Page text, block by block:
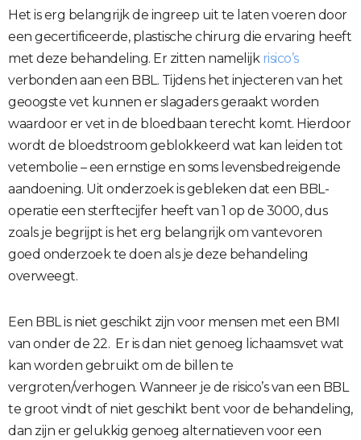
Het is erg belangrijk de ingreep uit te laten voeren door
een gecertificeerde, plastische chirurg die ervaring heeft
met deze behandeling. Er zitten namelijk risico’s
verbonden aan een BBL. Tijdens het injecteren van het
geoogste vet kunnen er slagaders geraakt worden
waardoor er vet in de bloedbaan terecht komt. Hierdoor
wordt de bloedstroom geblokkeerd wat kan leiden tot
vetembolie – een ernstige en soms levensbedreigende
aandoening. Uit onderzoek is gebleken dat een BBL-
operatie een sterftecijfer heeft van 1 op de 3000, dus
zoals je begrijpt is het erg belangrijk om vantevoren
goed onderzoek te doen als je deze behandeling
overweegt.
Een BBL is niet geschikt zijn voor mensen met een BMI
van onder de 22. Er is dan niet genoeg lichaamsvet wat
kan worden gebruikt om de billen te
vergroten/verhogen. Wanneer je de risico’s van een BBL
te groot vindt of niet geschikt bent voor de behandeling,
dan zijn er gelukkig genoeg alternatieven voor een